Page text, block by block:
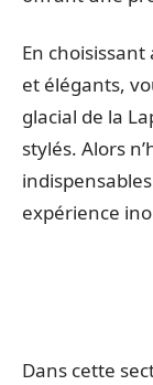
En choisissant
et élégants,
glacial de la
stylés. Alors
expérience
Dans cette